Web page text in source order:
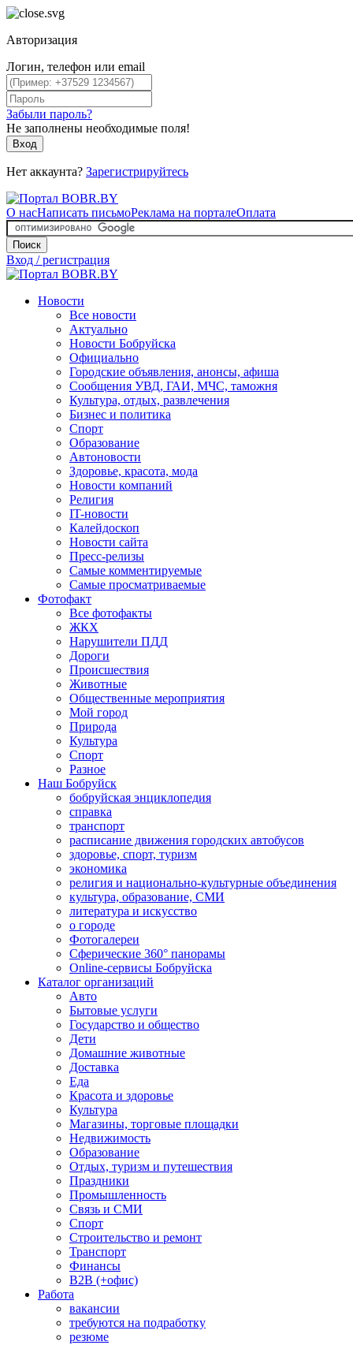
Авторизация
Логин, телефон или email
Забыли пароль?
Не заполнены необходимые поля!
Вход
Нет аккаунта? Зарегистрируйтесь
О насНаписать письмоРеклама на порталеОплата
Поиск
Вход / регистрация
Новости
Все новости
Актуально
Новости Бобруйска
Официально
Городские объявления, анонсы, афиша
Сообщения УВД, ГАИ, МЧС, таможня
Культура, отдых, развлечения
Бизнес и политика
Спорт
Образование
Автоновости
Здоровье, красота, мода
Новости компаний
Религия
IT-новости
Калейдоскоп
Новости сайта
Пресс-релизы
Самые комментируемые
Самые просматриваемые
Фотофакт
Все фотофакты
ЖКХ
Нарушители ПДД
Дороги
Происшествия
Животные
Общественные мероприятия
Мой город
Природа
Культура
Спорт
Разное
Наш Бобруйск
бобруйская энциклопедия
справка
транспорт
расписание движения городских автобусов
здоровье, спорт, туризм
экономика
религия и национально-культурные объединения
культура, образование, СМИ
литература и искусство
о городе
Фотогалереи
Сферические 360° панорамы
Online-сервисы Бобруйска
Каталог организаций
Авто
Бытовые услуги
Государство и общество
Дети
Домашние животные
Доставка
Еда
Красота и здоровье
Культура
Магазины, торговые площадки
Недвижимость
Образование
Отдых, туризм и путешествия
Праздники
Промышленность
Связь и СМИ
Спорт
Строительство и ремонт
Транспорт
Финансы
B2B (+офис)
Работа
вакансии
требуются на подработку
резюме